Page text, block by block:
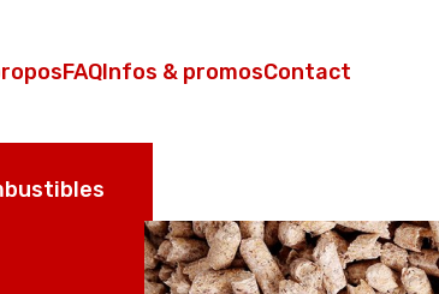
FAQInfos & promosContact